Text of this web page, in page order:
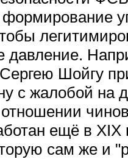
формирование
давление.
Шойгу
с жалобой на
ещё в XIX
сам же и